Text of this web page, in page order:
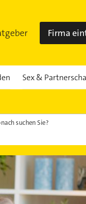
Firma
Sex &
suchen Sie?